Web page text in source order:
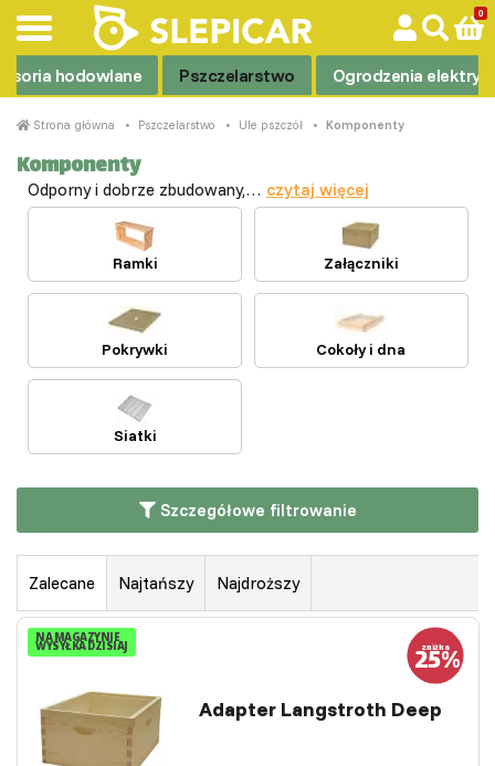
hodowlane Pszczelarstwo Ogrodzenia
Strona główna Pszczelarstwo Ule pszczół Komponenty
Komponenty
Odporny i dobrze zbudowany,… czytaj więcej
Ramki Załączniki
Pokrywki Cokoły i dna
Siatki
Szczegółowe filtrowanie
Zalecane Najtańszy Najdroższy
NA MAGAZYNIE
WYSYŁKA DZISIAJ
Adapter Langstroth Deep